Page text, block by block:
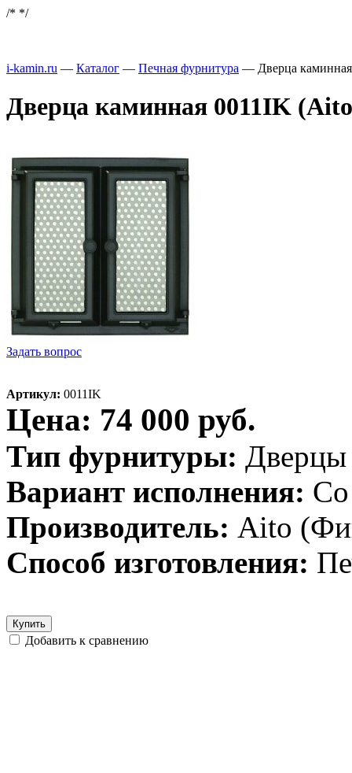
/* */
i-kamin.ru — Каталог — Печная фурнитура — Дверца
Дверца каминная 0011IK
Задать вопрос
Артикул: 0011IK
Цена: 74 000 руб.
Тип фурнитуры: Дверцы
Вариант исполнения: Со
Производитель: Aito
Способ изготовления:
Купить
Добавить к сравнению